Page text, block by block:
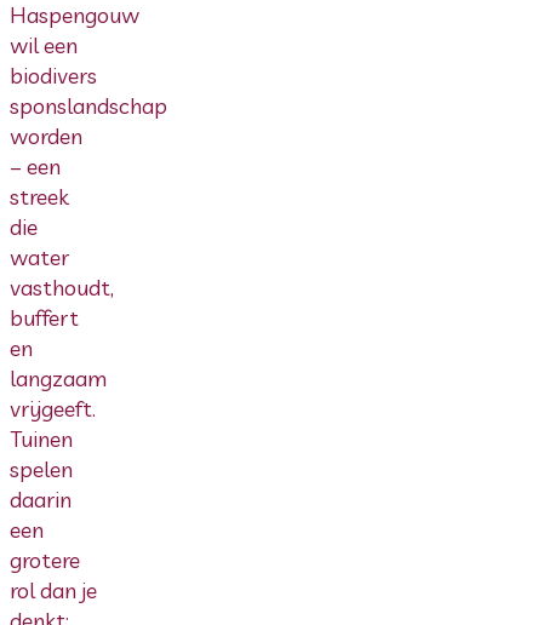
Haspengouw
wil een
biodivers
sponslandschap
worden
– een
streek
die
water
vasthoudt,
buffert
en
langzaam
vrijgeeft.
Tuinen
spelen
daarin
een
grotere
rol dan je